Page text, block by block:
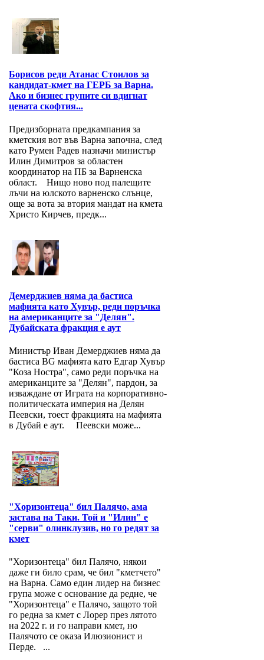
Борисов реди Атанас Стоилов за
кандидат-кмет на ГЕРБ за Варна.
Ако и бизнес групите си вдигнат
цената скофтия...
Предизборната предкампания за
кметския вот във Варна започна, след
като Румен Радев назначи министър
Илин Димитров за областен
координатор на ПБ за Варнeнска
област. Нищо ново под палещите
лъчи на юлското варненско слънце,
още за вота за втория мандат на кмета
Христо Кирчев, предк...
Демерджиев няма да бастиса
мафията като Хувър, реди поръчка
на американците за "Делян".
Дубайската фракция е аут
Министър Иван Демерджиев няма да
бастиса BG мафията като Едгар Хувър
"Коза Ностра", само реди поръчка на
американците за "Делян", пардон, за
изваждане от Играта на корпоративно-
политическата империя на Делян
Пеевски, тоест фракцията на мафията
в Дубай е аут. Пеевски може...
"Хоризонтеца" бил Палячо, ама
застава на Таки. Той и "Илин" е
"серви" олинклузив, но го редят за
кмет
"Хоризонтеца" бил Палячо, някои
даже ги било срам, че бил "кметчето"
на Варна. Само един лидер на бизнес
група може с основание да редне, че
"Хоризонтеца" е Палячо, защото той
го редна за кмет с Лорер през лятото
на 2022 г. и го направи кмет, но
Палячото се оказа Илюзионист и
Перде. ...